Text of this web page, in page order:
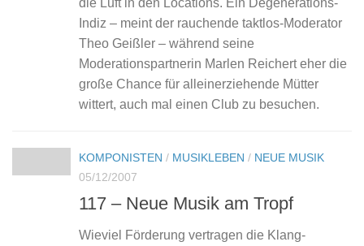
die Luft in den Locations. Ein Degenerations-
Indiz – meint der rauchende taktlos-Moderator
Theo Geißler – während seine
Moderationspartnerin Marlen Reichert eher die
große Chance für alleinerziehende Mütter
wittert, auch mal einen Club zu besuchen.
KOMPONISTEN / MUSIKLEBEN / NEUE MUSIK
05/12/2007
117 – Neue Musik am Tropf
Wieviel Förderung vertragen die Klang-